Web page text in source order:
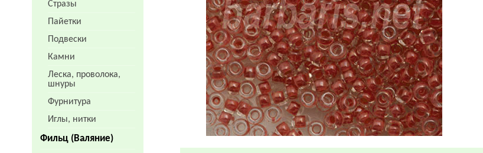
Стразы
Пайетки
Подвески
Камни
Леска, проволока,
шнуры
Фурнитура
Иглы, нитки
Фильц (Валяние)